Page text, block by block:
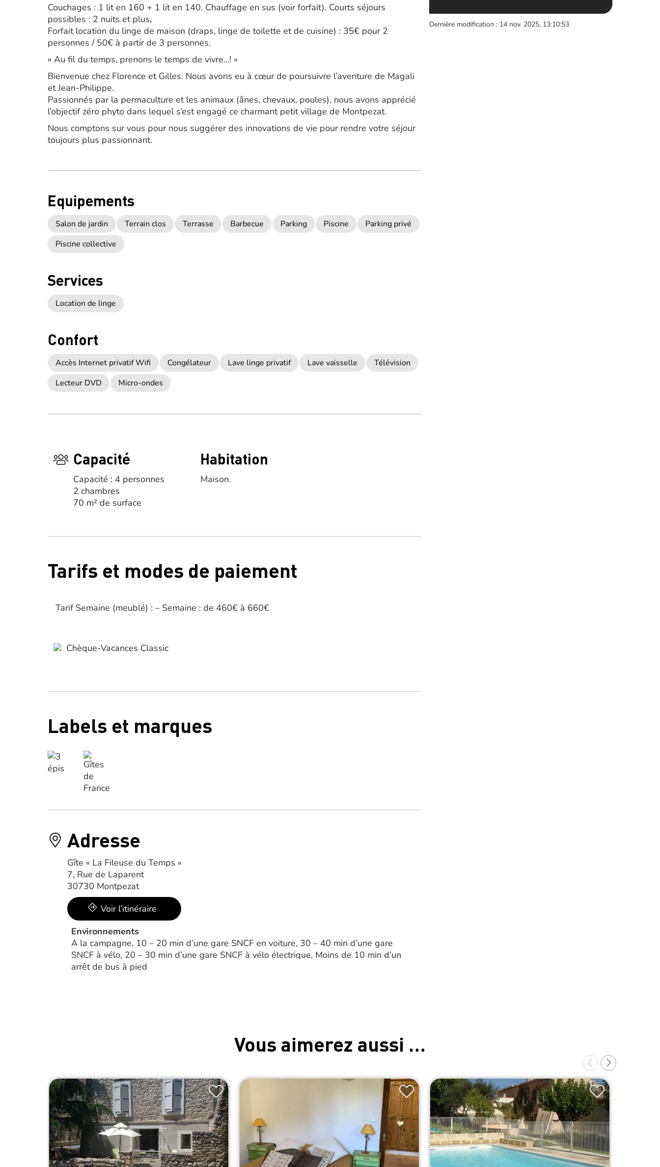
Couchages : 1 lit en 160 + 1 lit en 140. Chauffage en sus (voir forfait). Courts séjours
possibles : 2 nuits et plus,
Forfait location du linge de maison (draps, linge de toilette et de cuisine) : 35€ pour 2
personnes / 50€ à partir de 3 personnes.
« Au fil du temps, prenons le temps de vivre…! »
Bienvenue chez Florence et Gilles. Nous avons eu à cœur de poursuivre l’aventure de Magali
et Jean-Philippe.
Passionnés par la permaculture et les animaux (ânes, chevaux, poules), nous avons apprécié
l’objectif zéro phyto dans lequel s’est engagé ce charmant petit village de Montpezat.
Nous comptons sur vous pour nous suggérer des innovations de vie pour rendre votre séjour
toujours plus passionnant.
Equipements
Salon de jardin Terrain clos Terrasse Barbecue Parking Piscine
Parking privé
Piscine collective
Services
Location de linge
Confort
Accès Internet privatif Wifi Congélateur Lave linge privatif Lave vaisselle
Télévision
Lecteur DVD
Micro-ondes
Capacité
Capacité : 4 personnes
2 chambres
70 m² de surface
Habitation
Maison.
Tarifs et modes de paiement
Tarif Semaine (meublé) : – Semaine : de 460€ à 660€
Chèque-Vacances Classic
Labels et marques
Adresse
Gîte « La Fileuse du Temps »
7, Rue de Laparent
30730 Montpezat
Voir l’itinéraire
Environnements
A la campagne, 10 – 20 min d’une gare SNCF en voiture, 30 – 40 min d’une gare
SNCF à vélo, 20 – 30 min d’une gare SNCF à vélo électrique, Moins de 10 min d’un
arrêt de bus à pied
Dernière modification : 14 nov. 2025, 13:10:53
Vous aimerez aussi …